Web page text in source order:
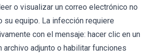
o visualizar un correo electrónico no
su equipo. La infección requiere
con el mensaje: hacer clic en un
archivo adjunto o habilitar funciones